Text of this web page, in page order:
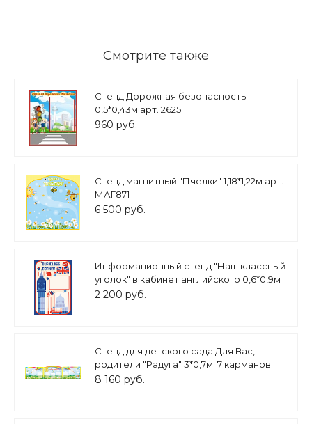
Смотрите также
Стенд Дорожная безопасность
0,5*0,43м арт. 2625
960 руб.
Стенд магнитный "Пчелки" 1,18*1,22м арт.
МАГ871
6 500 руб.
Информационный стенд "Наш классный
уголок" в кабинет английского 0,6*0,9м
с карманми арт. Ш1596
2 200 руб.
Стенд для детского сада Для Вас,
родители "Радуга" 3*0,7м. 7 карманов
арт.3392
8 160 руб.